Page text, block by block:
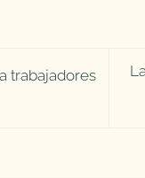
trabajadores